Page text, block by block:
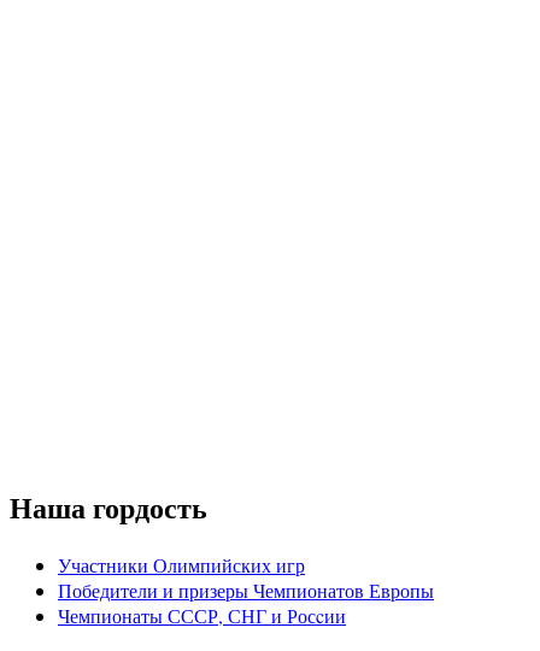
Наша гордость
Участники Олимпийских игр
Победители и призеры Чемпионатов Европы
Чемпионаты СССР, СНГ и Росcии